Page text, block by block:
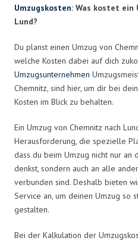
Umzugskosten: Was kostet ein
Lund?
Du planst einen Umzug von
welche Kosten dabei auf dich
Umzugsunternehmen
Chemnitz, sind hier, um dir bei
Kosten im Blick zu behalten.
Ein Umzug von Chemnitz nach
Herausforderung, die spezielle
dass du beim Umzug nicht nur
denkst, sondern auch an alle
verbunden sind. Deshalb bieten
Service an, um deinen Umzug so
gestalten.
Bei der Kalkulation der